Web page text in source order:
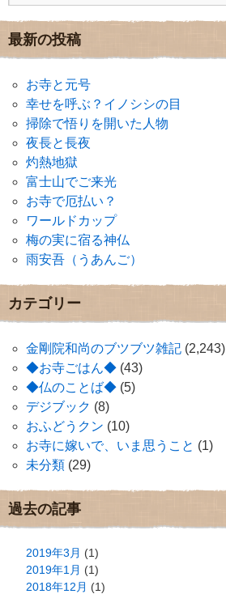
最新の投稿
お寺と元号
幸せを呼ぶ？イノシシの目
掃除で悟りを開いた人物
夜長と長夜
灼熱地獄
富士山でご来光
お寺で厄払い？
ワールドカップ
梅の実に宿る神仏
雨安吾（うあんご）
カテゴリー
金剛院和尚のブツブツ雑記 (2,243)
◆お寺ごはん◆ (43)
◆仏のことば◆ (5)
デジブック (8)
おふどうクン (10)
お寺に嫁いで、いま思うこと (1)
未分類 (29)
過去の記事
2019年3月 (1)
2019年1月 (1)
2018年12月 (1)